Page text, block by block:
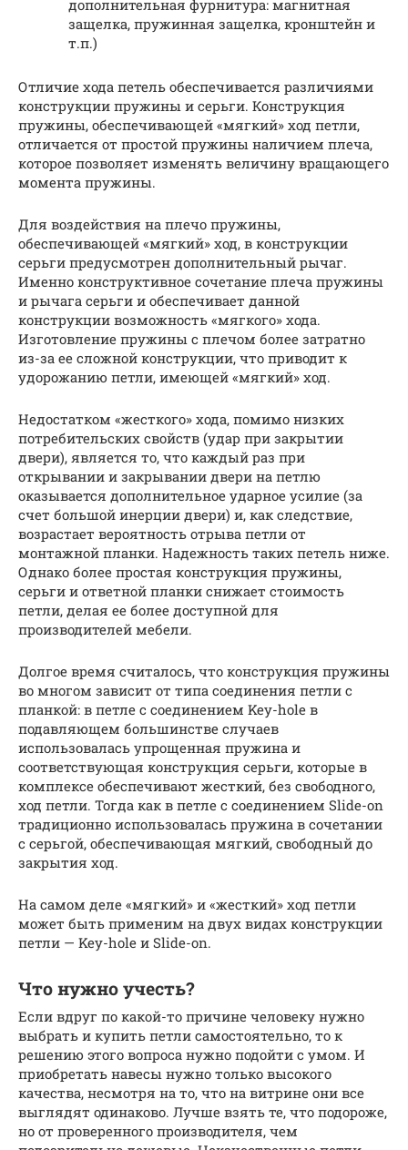
дополнительная фурнитура: магнитная
защелка, пружинная защелка, кронштейн и
т.п.)
Отличие хода петель обеспечивается различиями
конструкции пружины и серьги. Конструкция
пружины, обеспечивающей «мягкий» ход петли,
отличается от простой пружины наличием плеча,
которое позволяет изменять величину вращающего
момента пружины.
Для воздействия на плечо пружины,
обеспечивающей «мягкий» ход, в конструкции
серьги предусмотрен дополнительный рычаг.
Именно конструктивное сочетание плеча пружины
и рычага серьги и обеспечивает данной
конструкции возможность «мягкого» хода.
Изготовление пружины с плечом более затратно
из-за ее сложной конструкции, что приводит к
удорожанию петли, имеющей «мягкий» ход.
Недостатком «жесткого» хода, помимо низких
потребительских свойств (удар при закрытии
двери), является то, что каждый раз при
открывании и закрывании двери на петлю
оказывается дополнительное ударное усилие (за
счет большой инерции двери) и, как следствие,
возрастает вероятность отрыва петли от
монтажной планки. Надежность таких петель ниже.
Однако более простая конструкция пружины,
серьги и ответной планки снижает стоимость
петли, делая ее более доступной для
производителей мебели.
Долгое время считалось, что конструкция пружины
во многом зависит от типа соединения петли с
планкой: в петле с соединением Key-hole в
подавляющем большинстве случаев
использовалась упрощенная пружина и
соответствующая конструкция серьги, которые в
комплексе обеспечивают жесткий, без свободного,
ход петли. Тогда как в петле с соединением Slide-on
традиционно использовалась пружина в сочетании
с серьгой, обеспечивающая мягкий, свободный до
закрытия ход.
На самом деле «мягкий» и «жесткий» ход петли
может быть применим на двух видах конструкции
петли — Key-hole и Slide-on.
Что нужно учесть?
Если вдруг по какой-то причине человеку нужно
выбрать и купить петли самостоятельно, то к
решению этого вопроса нужно подойти с умом. И
приобретать навесы нужно только высокого
качества, несмотря на то, что на витрине они все
выглядят одинаково. Лучше взять те, что подороже,
но от проверенного производителя, чем